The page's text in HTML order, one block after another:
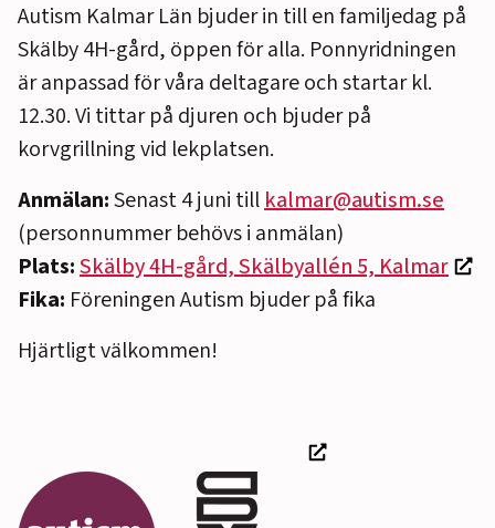
Autism Kalmar Län bjuder in till en familjedag på
Skälby 4H-gård, öppen för alla. Ponnyridningen
är anpassad för våra deltagare och startar kl.
12.30. Vi tittar på djuren och bjuder på
korvgrillning vid lekplatsen.
Anmälan:Senast 4 juni tillkalmar@autism.se
(personnummer behövs i anmälan)
Plats:Skälby 4H-gård, Skälbyallén 5, Kalmar
Fika: Föreningen Autism bjuder på fika
Hjärtligt välkommen!